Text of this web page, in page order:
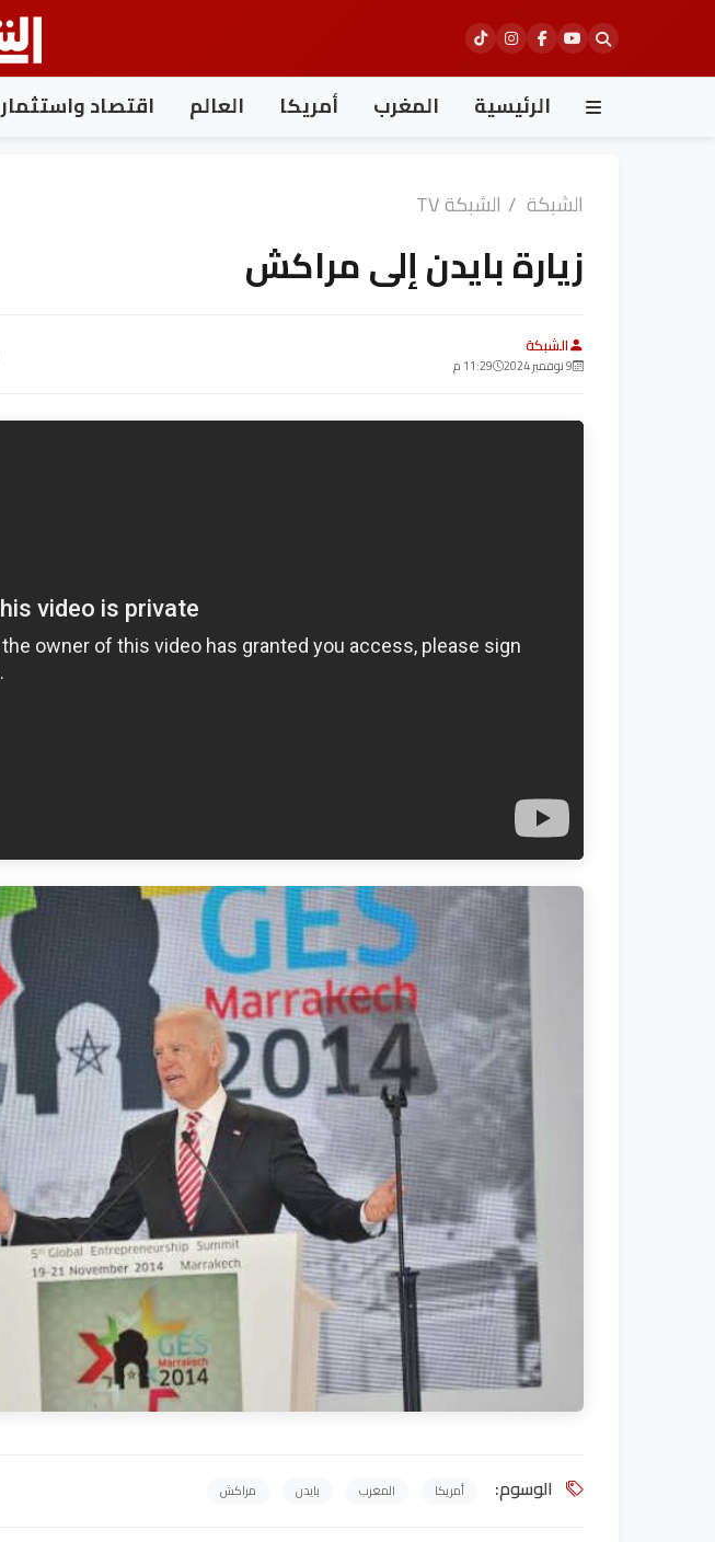
الرئيسية المغرب أمريكا العالم اقتصاد واستثمار
الشبكة / الشبكة TV
زيارة بايدن إلى مراكش
الشبكة
9 نوفمبر 2024 11:29 م
الوسوم: أمريكا المغرب بايدن مراكش